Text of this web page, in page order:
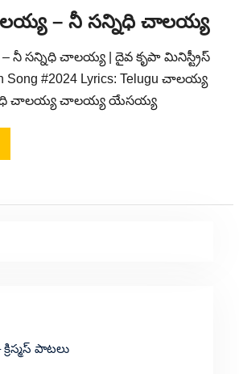
– నీ సన్నిధి చాలయ్య
సన్నిధి చాలయ్య | దైవ కృపా మినిస్ట్రీస్
Song #2024 Lyrics: Telugu చాలయ్య
చాలయ్య చాలయ్య యేసయ్య
క్రిస్మస్ పాటలు